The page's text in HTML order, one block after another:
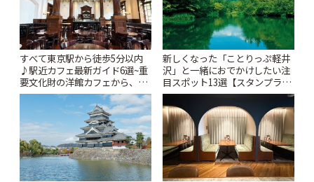
すべて東京駅から徒歩5分以内
♪駅近カフェ最新ガイド6選~重
要文化財の洋館カフェから、改
札すぐのレトロ喫茶まで~ | こと
新しくなった「ことりっぷ軽井
沢」と一緒におでかけしたい注
目スポット13選【スタンプラリ
ー開催中】 | ことりっぷ